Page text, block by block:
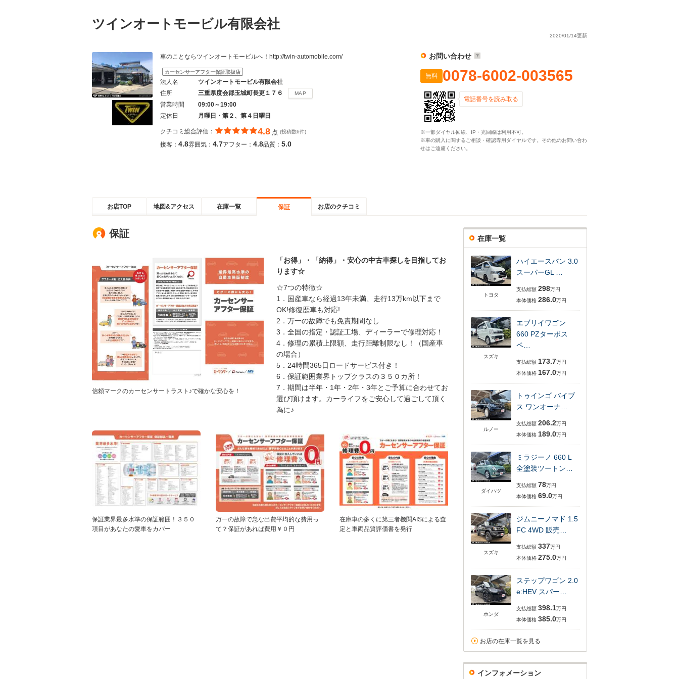
ツインオートモービル有限会社
2020/01/14更新
車のことならツインオートモービルへ！http://twin-automobile.com/
カーセンサーアフター保証取扱店
法人名
ツインオートモービル有限会社
住所
三重県度会郡玉城町長更１７６ MAP
営業時間
09:00～19:00
定休日
月曜日・第２、第４日曜日
クチコミ総合評価： 4.8 点 (投稿数6件)
接客： 4.8雰囲気： 4.7アフター： 4.8品質： 5.0
お問い合わせ
無料 0078-6002-003565
電話番号を読み取る
※一部ダイヤル回線、IP・光回線は利用不可。
※車の購入に関するご相談・確認専用ダイヤルです。その他のお問い合わ
せはご遠慮ください。
お店TOP 地図&アクセス 在庫一覧 保証 お店のクチコミ
保証
信頼マークのカーセンサートラスト♪で確かな安心を！
「お得」・「納得」・安心の中古車探しを目指してお
ります☆
☆7つの特徴☆
1．国産車なら経過13年未満、走行13万km以下まで
OK!修復歴車も対応!
2．万一の故障でも免責期間なし
3．全国の指定・認証工場、ディーラーで修理対応！
4．修理の累積上限額、走行距離制限なし！（国産車
の場合）
5．24時間365日ロードサービス付き！
6．保証範囲業界トップクラスの３５０カ所！
7．期間は半年・1年・2年・3年とご予算に合わせてお
選び頂けます。カーライフをご安心して過ごして頂く
為に♪
保証業界最多水準の保証範囲！３５０
項目があなたの愛車をカバー
万一の故障で急な出費平均的な費用っ
て？保証があれば費用￥０円
在庫車の多くに第三者機関AISによる査
定と車両品質評価書を発行
在庫一覧
トヨタ
ハイエースバン 3.0
スーパーGL …
支払総額 298万円
本体価格 286.0万円
スズキ
エブリイワゴン
660 PZターボス
ペ…
支払総額 173.7万円
本体価格 167.0万円
ルノー
トゥインゴ バイブ
ス ワンオーナ…
支払総額 206.2万円
本体価格 189.0万円
ダイハツ
ミラジーノ 660 L
全塗装ツートン…
支払総額 78万円
本体価格 69.0万円
スズキ
ジムニーノマド 1.5
FC 4WD 販売…
支払総額 337万円
本体価格 275.0万円
ホンダ
ステップワゴン 2.0
e:HEV スパー…
支払総額 398.1万円
本体価格 385.0万円
お店の在庫一覧を見る
インフォメーション